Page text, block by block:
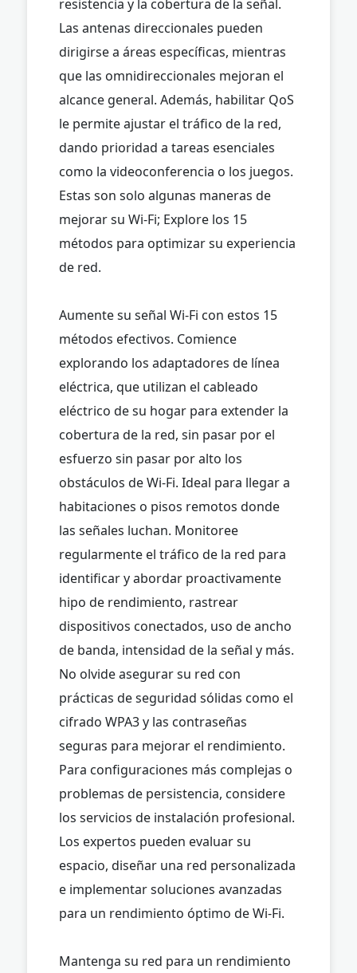
resistencia y la cobertura de la señal.
Las antenas direccionales pueden
dirigirse a áreas específicas, mientras
que las omnidireccionales mejoran el
alcance general. Además, habilitar QoS
le permite ajustar el tráfico de la red,
dando prioridad a tareas esenciales
como la videoconferencia o los juegos.
Estas son solo algunas maneras de
mejorar su Wi-Fi; Explore los 15
métodos para optimizar su experiencia
de red.
Aumente su señal Wi-Fi con estos 15
métodos efectivos. Comience
explorando los adaptadores de línea
eléctrica, que utilizan el cableado
eléctrico de su hogar para extender la
cobertura de la red, sin pasar por el
esfuerzo sin pasar por alto los
obstáculos de Wi-Fi. Ideal para llegar a
habitaciones o pisos remotos donde
las señales luchan. Monitoree
regularmente el tráfico de la red para
identificar y abordar proactivamente
hipo de rendimiento, rastrear
dispositivos conectados, uso de ancho
de banda, intensidad de la señal y más.
No olvide asegurar su red con
prácticas de seguridad sólidas como el
cifrado WPA3 y las contraseñas
seguras para mejorar el rendimiento.
Para configuraciones más complejas o
problemas de persistencia, considere
los servicios de instalación profesional.
Los expertos pueden evaluar su
espacio, diseñar una red personalizada
e implementar soluciones avanzadas
para un rendimiento óptimo de Wi-Fi.
Mantenga su red para un rendimiento